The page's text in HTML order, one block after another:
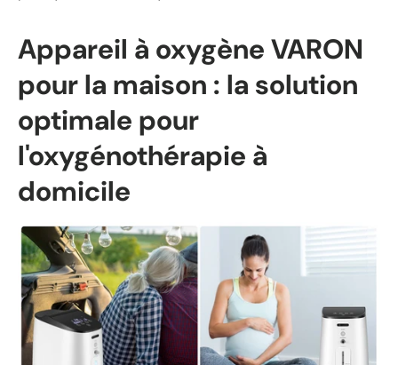
Appareil à oxygène VARON
pour la maison : la solution
optimale pour
l'oxygénothérapie à
domicile